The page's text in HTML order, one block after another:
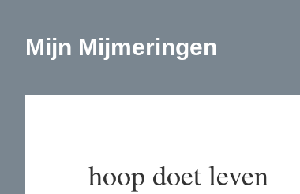
inhoud
sidebar
Mijn Mijmeringen
hoop doet leven